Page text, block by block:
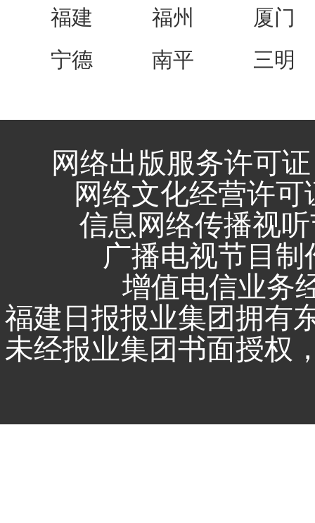
福建
福州
厦门
宁德
南平 三明
网络出版服务许可
网络文化经营许可
信息网络传播视
广播电视节目
增值电信业务
福建日报报业集团拥有
未经报业集团书面授权